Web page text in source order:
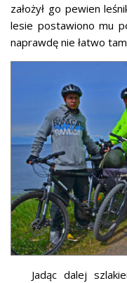
założył go pewien
lesie postawiono mu
naprawdę nie łatwo
Jadąc dalej